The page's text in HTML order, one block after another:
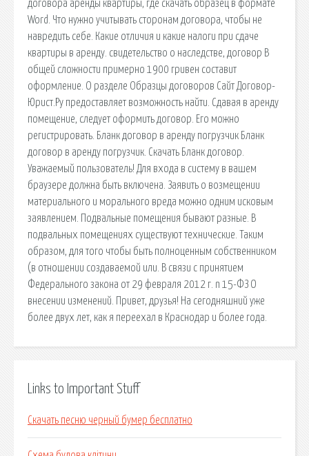
договора аренды квартиры, где скачать образец в формате
Word. Что нужно учитывать сторонам договора, чтобы не
навредить себе. Какие отличия и какие налоги при сдаче
квартиры в аренду. свидетельство о наследстве, договор В
общей сложности примерно 1900 гривен составит
оформление. О разделе Образцы договоров Сайт Договор-
Юрист.Ру предоставляет возможность найти. Сдавая в аренду
помещение, следует оформить договор. Его можно
регистрировать. Бланк договор в аренду погрузчик Бланк
договор в аренду погрузчик. Скачать Бланк договор.
Уважаемый пользователь! Для входа в систему в вашем
браузере должна быть включена. Заявить о возмещении
материального и морального вреда можно одним исковым
заявлением. Подвальные помещения бывают разные. В
подвальных помещениях существуют технические. Таким
образом, для того чтобы быть полноценным собственником
(в отношении создаваемой или. В связи с принятием
Федерального закона от 29 февраля 2012 г. n 15-ФЗ О
внесении изменений. Привет, друзья! На сегодняшний уже
более двух лет, как я переехал в Краснодар и более года.
Links to Important Stuff
Скачать песню черный бумер бесплатно